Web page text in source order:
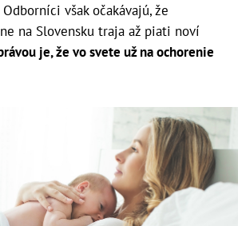
však očakávajú, že
na Slovensku traja až piati noví
je, že vo svete už na ochorenie